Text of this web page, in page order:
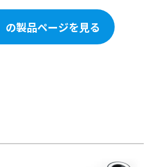
の製品ページを見る